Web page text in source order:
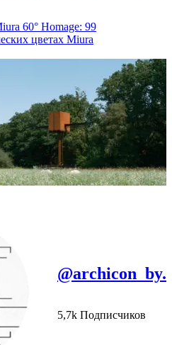
60° Homage: 99
цветах Miura
@archicon_by.
5,7k Подписчиков